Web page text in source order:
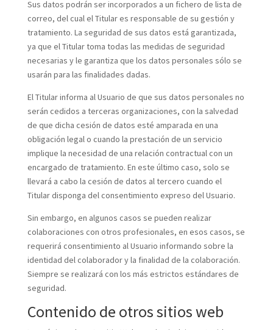
Sus datos podrán ser incorporados a un fichero de lista de
correo, del cual el Titular es responsable de su gestión y
tratamiento. La seguridad de sus datos está garantizada,
ya que el Titular toma todas las medidas de seguridad
necesarias y le garantiza que los datos personales sólo se
usarán para las finalidades dadas.
El Titular informa al Usuario de que sus datos personales no
serán cedidos a terceras organizaciones, con la salvedad
de que dicha cesión de datos esté amparada en una
obligación legal o cuando la prestación de un servicio
implique la necesidad de una relación contractual con un
encargado de tratamiento. En este último caso, solo se
llevará a cabo la cesión de datos al tercero cuando el
Titular disponga del consentimiento expreso del Usuario.
Sin embargo, en algunos casos se pueden realizar
colaboraciones con otros profesionales, en esos casos, se
requerirá consentimiento al Usuario informando sobre la
identidad del colaborador y la finalidad de la colaboración.
Siempre se realizará con los más estrictos estándares de
seguridad.
Contenido de otros sitios web